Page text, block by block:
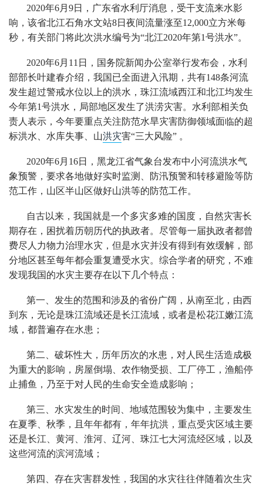
2020年6月9日，广东省水利厅消息，受干支流来水影
响，该省北江石角水文站8日夜间流量涨至12,000立方米每
秒，有关部门将此次洪水编号为“北江2020年第1号洪水”。
2020年6月11日，国务院新闻办公室举行发布会，水利
部部长叶建春介绍，我国已全面进入汛期，共有148条河流
发生超过警戒水位以上的洪水，珠江流域西江和北江均发生
今年第1号洪水，局部地区发生了洪涝灾害。水利部相关负
责人表示，今年要重点关注防范水旱灾害防御领域面临的超
标洪水、水库失事、山洪灾害“三大风险” 。
2020年6月16日，黑龙江省气象台发布中小河流洪水气
象预警，要求各地做好实时监测、防汛预警和转移避险等防
范工作，山区半山区做好山洪等的防范工作。
自古以来，我国就是一个多灾多难的国度，自然灾害长
期存在，困扰着历朝历代的执政者。尽管每一届执政者都曾
费尽人力物力治理水灾，但是水灾并没有得到有效缓解，部
分地区甚至每年都会重复遭受水灾。综合学者的研究，不难
发现我国的水灾主要存在以下几个特点：
第一、发生的范围和涉及的省份广阔，从南至北，由西
到东，无论是珠江流域还是长江流域，或者是松花江嫩江流
域，都普遍存在水患；
第二、破坏性大，历年历次的水患，对人民生活造成极
为重大的影响，房屋倒塌、农作物受损、工厂停工，渔船停
止捕鱼，乃至于对人民的生命安全造成影响；
第三、水灾发生的时间、地域范围较为集中，主要发生
在夏季、秋季，且年年都有，年年抗洪，重点受灾区域主要
还是长江、黄河、淮河、辽河、珠江七大河流经区域，以及
这些河流的滨河流域；
第四、存在灾害群发性，我国的水灾往往伴随着次生灾